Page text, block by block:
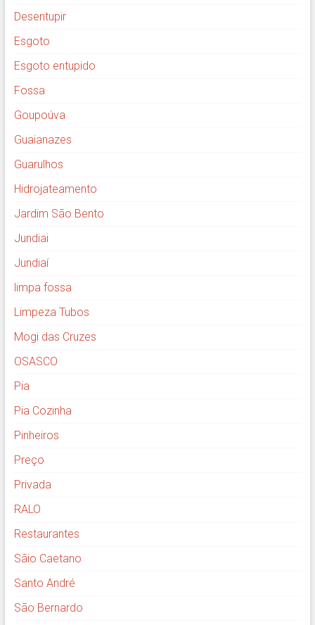
Desentupir
Esgoto
Esgoto entupido
Fossa
Goupoúva
Guaianazes
Guarulhos
Hidrojateamento
Jardim São Bento
Jundiai
Jundiaí
limpa fossa
Limpeza Tubos
Mogi das Cruzes
OSASCO
Pia
Pia Cozinha
Pinheiros
Preço
Privada
RALO
Restaurantes
Sãio Caetano
Santo André
São Bernardo